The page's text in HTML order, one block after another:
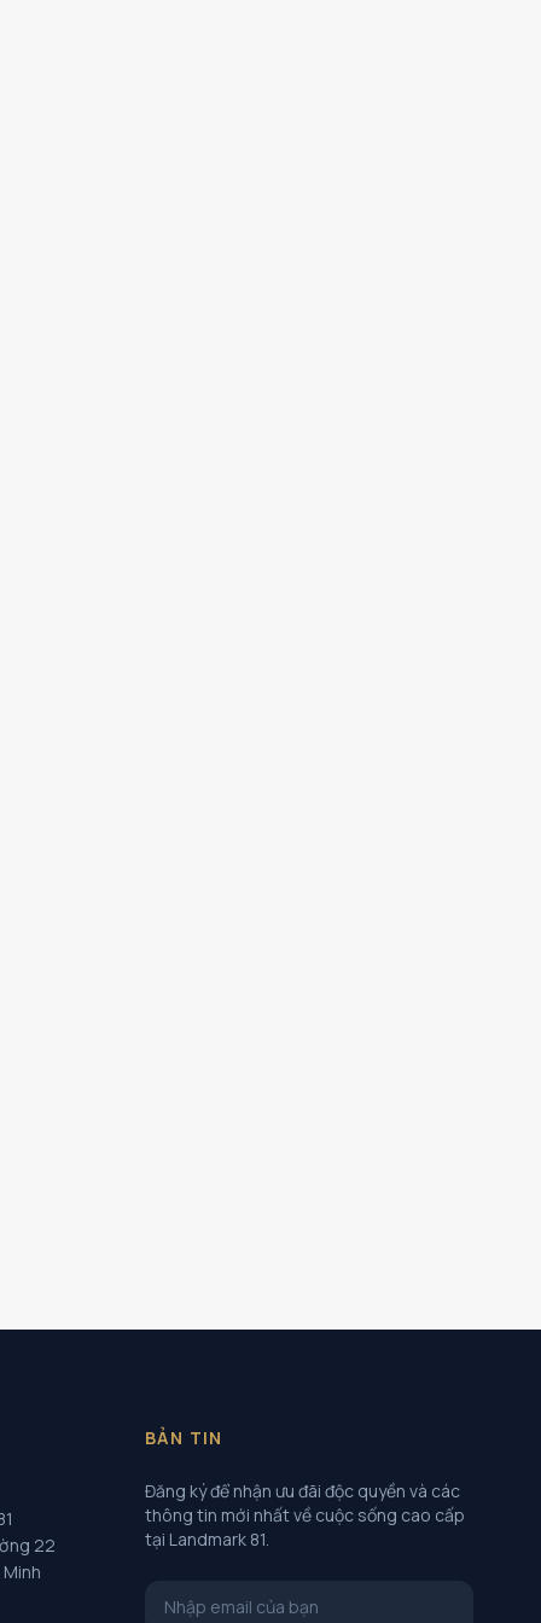
22
Minh
BẢN TIN
Đăng ký để nhận ưu đãi độc quyền và các
thông tin mới nhất về cuộc sống cao cấp
tại Landmark 81.